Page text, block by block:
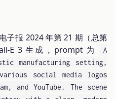
子报 2024 年第 21 期（总第
E 3 生成，prompt 为
A
manufacturing setting,
social media logos
and YouTube. The scene